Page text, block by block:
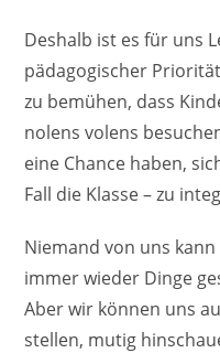
Deshalb ist es für uns
pädagogischer
zu bemühen, dass
nolens volens
eine Chance haben,
Fall die Klasse – zu
Niemand von uns
immer wieder Dinge
Aber wir können uns
stellen, mutig